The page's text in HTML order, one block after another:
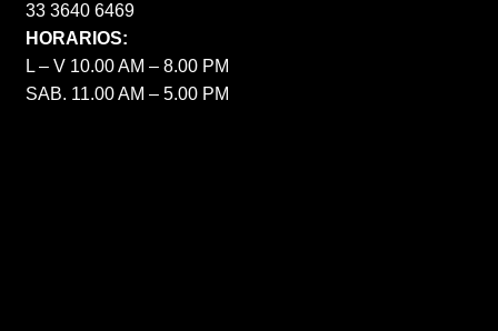
33 3640 6469
HORARIOS:
L – V 10.00 AM – 8.00 PM
SAB. 11.00 AM – 5.00 PM